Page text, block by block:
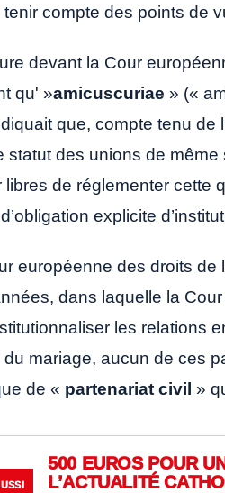
compte des points de
devant la Cour
qu' »amicuscuriae » («
que, compte tenu de
statut des unions de
de réglementer cette
explicite
européenne des droits
dans laquelle la
les relations
mariage, aucun de ces
de « partenariat civil »
500 EUROS POUR
L’ACTUALITÉ